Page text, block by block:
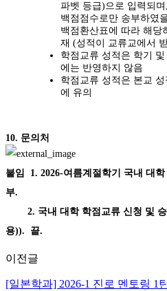
파벳 등급)으로 입력되며 ,
백점점수로만 송부하였
백점환산표에 따라 해당
재 (성적이 교류교에서
학점교류 성적은 학기
에는 반영하지 않음
학점교류 성적은 본교
에 유의
10. 문의처
붙임 1. 2026-여름계절학기 국내 대
부.
2. 국내 대학 학점교류 신청 및 승
용)). 끝.
이전글
[일본학과] 2026-1 진로 멘토링 1